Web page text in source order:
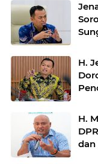
Jenal Arifin :
H.
H.
dan